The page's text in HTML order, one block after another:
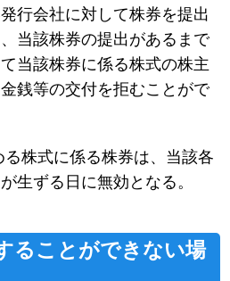
行会社に対して株券を提出
当該株券の提出があるまで
当該株券に係る株式の株主
銭等の交付を拒むことがで
株式に係る株券は、当該各
生ずる日に無効となる。
ることができない場